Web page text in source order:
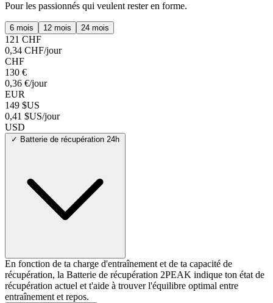
Pour les passionnés qui veulent rester en forme.
6 mois 12 mois 24 mois
121 CHF
0,34 CHF/jour
CHF
130 €
0,36 €/jour
EUR
149 $US
0,41 $US/jour
USD
✓ Batterie de récupération 24h
En fonction de ta charge d'entraînement et de ta capacité de
récupération, la Batterie de récupération 2PEAK indique ton état de
récupération actuel et t'aide à trouver l'équilibre optimal entre
entraînement et repos.